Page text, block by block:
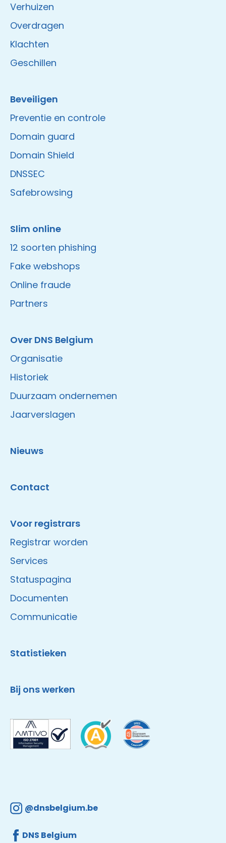
Verhuizen
Overdragen
Klachten
Geschillen
Beveiligen
Preventie en controle
Domain guard
Domain Shield
DNSSEC
Safebrowsing
Slim online
12 soorten phishing
Fake webshops
Online fraude
Partners
Over DNS Belgium
Organisatie
Historiek
Duurzaam ondernemen
Jaarverslagen
Nieuws
Contact
Voor registrars
Registrar worden
Services
Statuspagina
Documenten
Communicatie
Statistieken
Bij ons werken
@dnsbelgium.be
DNS Belgium